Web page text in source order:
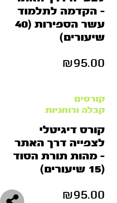
– הקדמה לתלמוד
עשר הספירות (40
שיעורים)
₪95.00
קורסים
קבלה ורוחניות
קורס דיגיטלי
לצפייה דרך האתר
– מהות תורת הסוד
(15 שיעורים)
₪95.00